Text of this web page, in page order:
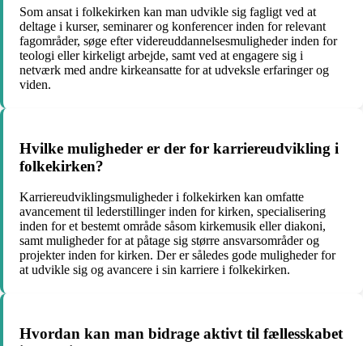
Som ansat i folkekirken kan man udvikle sig fagligt ved at
deltage i kurser, seminarer og konferencer inden for relevant
fagområder, søge efter videreuddannelsesmuligheder inden for
teologi eller kirkeligt arbejde, samt ved at engagere sig i
netværk med andre kirkeansatte for at udveksle erfaringer og
viden.
Hvilke muligheder er der for karriereudvikling i
folkekirken?
Karriereudviklingsmuligheder i folkekirken kan omfatte
avancement til lederstillinger inden for kirken, specialisering
inden for et bestemt område såsom kirkemusik eller diakoni,
samt muligheder for at påtage sig større ansvarsområder og
projekter inden for kirken. Der er således gode muligheder for
at udvikle sig og avancere i sin karriere i folkekirken.
Hvordan kan man bidrage aktivt til fællesskabet